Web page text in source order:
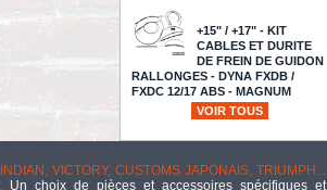
+15" / +17" - KIT
CABLES ET DURITE
DE FREIN DE GUIDON
RALLONGES - DYNA FXDB /
FXDC 12/17 ABS - MAGNUM
DESIGNER SERIE - BLACK
PEARL - 487182
634,98
VOIR TOUS
INDIAN, VICTORY, CUSTOMS JAPONAIS, TRIUMPH...
:Un choix de pièces et accessoires spécifiques et